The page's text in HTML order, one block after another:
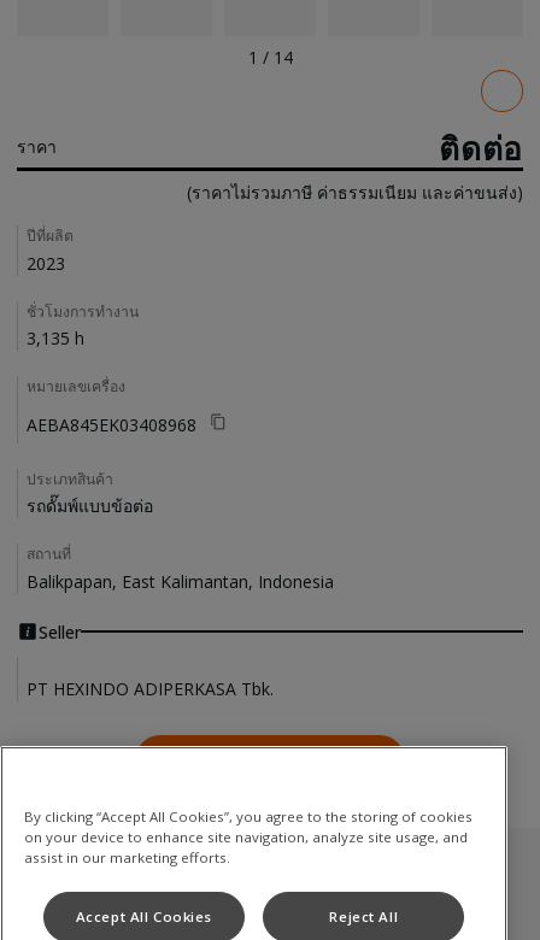
1 / 14
ราคา ติดต่อ
(ราคาไม่รวมภาษี ค่าธรรมเนียม และค่าขนส่ง)
Details
ปีที่ผลิต
2023
ชั่วโมงการทำงาน
3,135 h
หมายเลขเครื่อง
AEBA845EK03408968
ประเภทสินค้า
รถดั๊มพ์แบบข้อต่อ
สถานที่
Balikpapan, East Kalimantan, Indonesia
Seller
PT HEXINDO ADIPERKASA Tbk.
รถดั๊มพ์แบบข้อต่อ
By clicking “Accept All Cookies”, you agree to the storing of cookies
on your device to enhance site navigation, analyze site usage, and
assist in our marketing efforts.
Accept All Cookies Reject All